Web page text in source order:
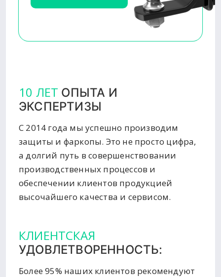
10 ЛЕТ ОПЫТА И
ЭКСПЕРТИЗЫ
С 2014 года мы успешно производим
защиты и фаркопы. Это не просто цифра,
а долгий путь в совершенствовании
производственных процессов и
обеспечении клиентов продукцией
высочайшего качества и сервисом.
КЛИЕНТСКАЯ
УДОВЛЕТВОРЕННОСТЬ:
Более 95% наших клиентов рекомендуют